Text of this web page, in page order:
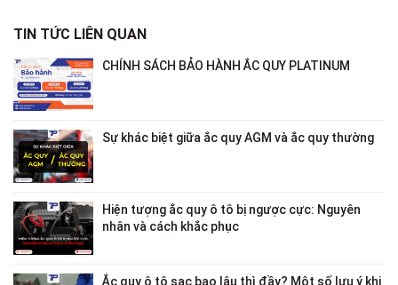
TIN TỨC LIÊN QUAN
CHÍNH SÁCH BẢO HÀNH ẮC QUY PLATINUM
Sự khác biệt giữa ắc quy AGM và ắc quy thường
Hiện tượng ắc quy ô tô bị ngược cực: Nguyên
nhân và cách khắc phục
Ắc quy ô tô sạc bao lâu thì đầy? Một số lưu ý khi